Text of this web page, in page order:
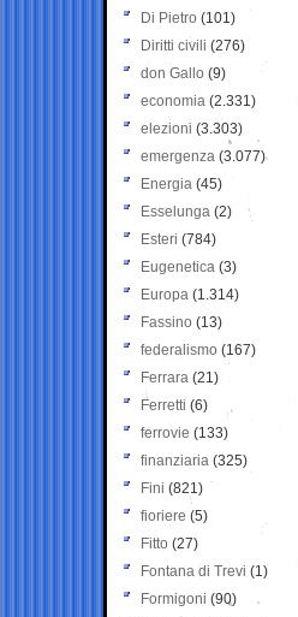
Di Pietro (101)
Diritti civili (276)
don Gallo (9)
economia (2.331)
elezioni (3.303)
emergenza (3.077)
Energia (45)
Esselunga (2)
Esteri (784)
Eugenetica (3)
Europa (1.314)
Fassino (13)
federalismo (167)
Ferrara (21)
Ferretti (6)
ferrovie (133)
finanziaria (325)
Fini (821)
fioriere (5)
Fitto (27)
Fontana di Trevi (1)
Formigoni (90)